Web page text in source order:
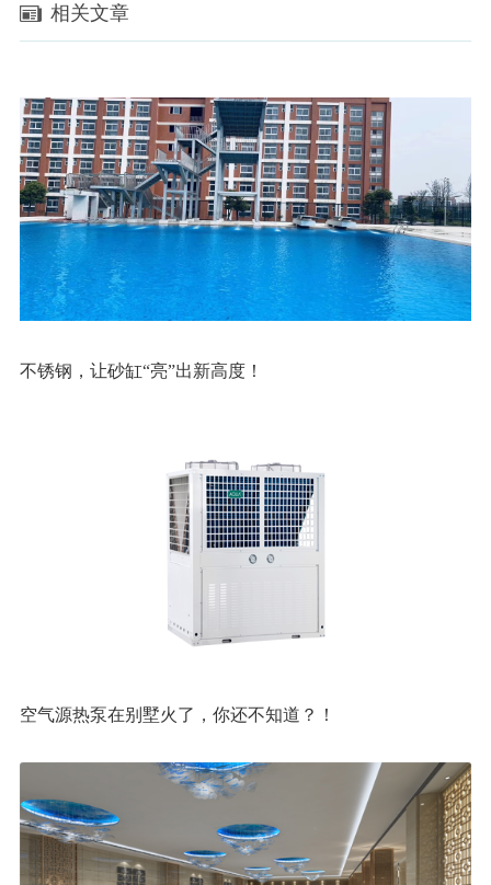
相关文章
不锈钢，让砂缸“亮”出新高度！
空气源热泵在别墅火了，你还不知道？！